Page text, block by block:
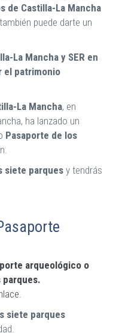
de Castilla-La Mancha
puede darte un
La Mancha y SER en
el patrimonio
La Mancha, en
ha lanzado un
Pasaporte de los
siete parques y tendrás
arqueológico o
parques.
siete parques